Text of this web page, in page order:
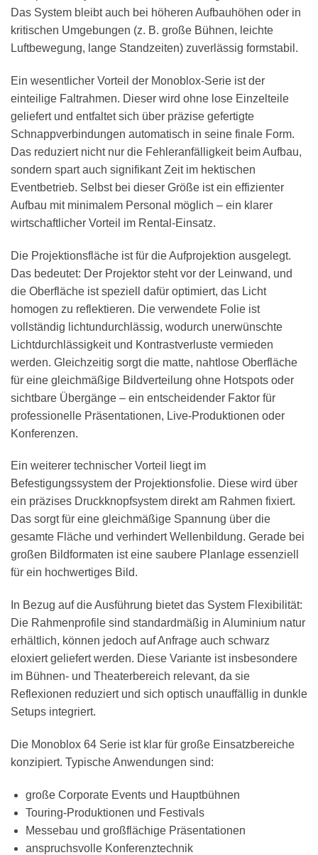
Das System bleibt auch bei höheren Aufbauhöhen oder in
kritischen Umgebungen (z. B. große Bühnen, leichte
Luftbewegung, lange Standzeiten) zuverlässig formstabil.
Ein wesentlicher Vorteil der Monoblox-Serie ist der
einteilige Faltrahmen. Dieser wird ohne lose Einzelteile
geliefert und entfaltet sich über präzise gefertigte
Schnappverbindungen automatisch in seine finale Form.
Das reduziert nicht nur die Fehleranfälligkeit beim Aufbau,
sondern spart auch signifikant Zeit im hektischen
Eventbetrieb. Selbst bei dieser Größe ist ein effizienter
Aufbau mit minimalem Personal möglich – ein klarer
wirtschaftlicher Vorteil im Rental-Einsatz.
Die Projektionsfläche ist für die Aufprojektion ausgelegt.
Das bedeutet: Der Projektor steht vor der Leinwand, und
die Oberfläche ist speziell dafür optimiert, das Licht
homogen zu reflektieren. Die verwendete Folie ist
vollständig lichtundurchlässig, wodurch unerwünschte
Lichtdurchlässigkeit und Kontrastverluste vermieden
werden. Gleichzeitig sorgt die matte, nahtlose Oberfläche
für eine gleichmäßige Bildverteilung ohne Hotspots oder
sichtbare Übergänge – ein entscheidender Faktor für
professionelle Präsentationen, Live-Produktionen oder
Konferenzen.
Ein weiterer technischer Vorteil liegt im
Befestigungssystem der Projektionsfolie. Diese wird über
ein präzises Druckknopfsystem direkt am Rahmen fixiert.
Das sorgt für eine gleichmäßige Spannung über die
gesamte Fläche und verhindert Wellenbildung. Gerade bei
großen Bildformaten ist eine saubere Planlage essenziell
für ein hochwertiges Bild.
In Bezug auf die Ausführung bietet das System Flexibilität:
Die Rahmenprofile sind standardmäßig in Aluminium natur
erhältlich, können jedoch auf Anfrage auch schwarz
eloxiert geliefert werden. Diese Variante ist insbesondere
im Bühnen- und Theaterbereich relevant, da sie
Reflexionen reduziert und sich optisch unauffällig in dunkle
Setups integriert.
Die Monoblox 64 Serie ist klar für große Einsatzbereiche
konzipiert. Typische Anwendungen sind:
große Corporate Events und Hauptbühnen
Touring-Produktionen und Festivals
Messebau und großflächige Präsentationen
anspruchsvolle Konferenztechnik